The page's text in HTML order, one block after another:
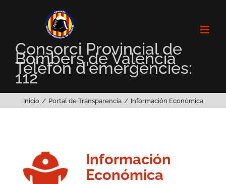
Consorci Provincial de
Bombers de València
Telèfon d'emergències:
112
Inicio Portal de Transparencia Información Económica
Información
Económica